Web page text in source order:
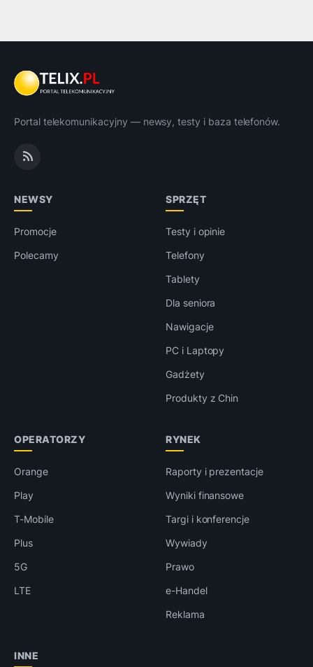
Portal telekomunikacyjny — newsy, testy i baza telefonów.
NEWSY
Promocje
Polecamy
SPRZĘT
Testy i opinie
Telefony
Tablety
Dla seniora
Nawigacje
PC i Laptopy
Gadżety
Produkty z Chin
OPERATORZY
Orange
Play
T-Mobile
Plus
5G
LTE
RYNEK
Raporty i prezentacje
Wyniki finansowe
Targi i konferencje
Wywiady
Prawo
e-Handel
Reklama
INNE